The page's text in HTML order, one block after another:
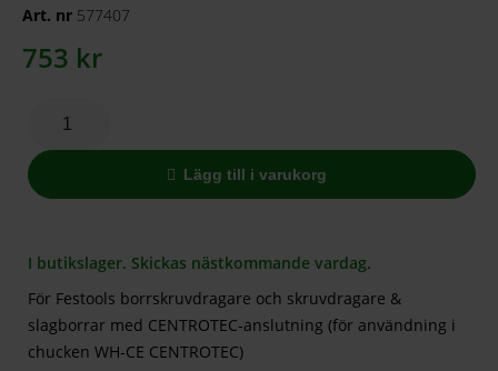
Art. nr 577407
753 kr
Lägg till i varukorg
I butikslager. Skickas nästkommande vardag.
För Festools borrskruvdragare och skruvdragare &
slagborrar med CENTROTEC-anslutning (för användning i
chucken WH-CE CENTROTEC)